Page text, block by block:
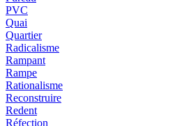
PVC
Quai
Quartier
Radicalisme
Rampant
Rampe
Rationalisme
Reconstruire
Redent
Réfection